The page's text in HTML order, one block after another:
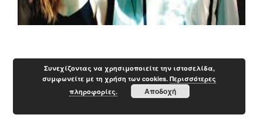
Συνεχίζοντας να χρησιμοποιείτε την ιστοσελίδα,
συμφωνείτε με τη χρήση των cookies.Περισσότερες
πληροφορίες.
Αποδοχή